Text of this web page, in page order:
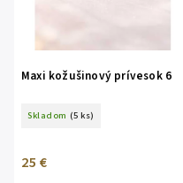
Maxi kožušinový prívesok 6
Skladom (5 ks)
25 €